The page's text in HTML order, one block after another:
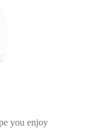
you enjoy